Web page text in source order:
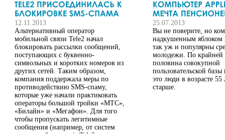
12.11.2013
Альтернативный оператор
мобильной связи Tele2 начал
блокировать рассылки сообщений,
поступающих с буквенно-
символьных и коротких номеров из
других сетей. Таким образом,
компания поддержала меры по
противодействию SMS-спаму,
которые уже начали практиковать
операторы большой тройки «МТС»,
«Билайн» и «Мегафон». Для того
чтобы пропускать легитимные
сообщения (например, от систем
интернет-банкинга), Tele2 уже
25.07.2013
Вы не поверите, но
надкушенным яблоком
так уж и популярны
молодежи. По крайней
половина совокупной
пользовательской
это люди в возрасте 55
старше.